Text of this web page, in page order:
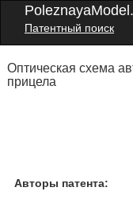
Патентный поиск
Оптическая схема
прицела
Авторы патента: